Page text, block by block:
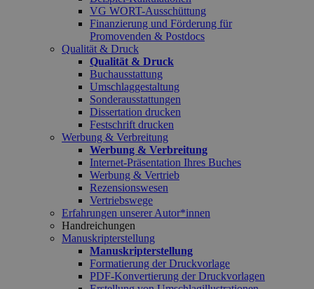
VG WORT-Ausschüttung
Finanzierung und Förderung für
Promovenden & Postdocs
Qualität & Druck
Qualität & Druck
Buchausstattung
Umschlaggestaltung
Sonderausstattungen
Dissertation drucken
Festschrift drucken
Werbung & Verbreitung
Werbung & Verbreitung
Internet-Präsentation Ihres Buches
Werbung & Vertrieb
Rezensionswesen
Vertriebswege
Erfahrungen unserer Autor*innen
Handreichungen
Manuskripterstellung
Manuskripterstellung
Formatierung der Druckvorlage
PDF-Konvertierung der Druckvorlagen